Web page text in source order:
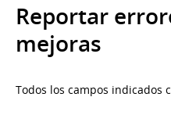
Reportar
mejoras
Todos los campos indicados